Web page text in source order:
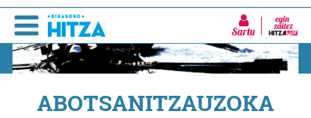
Sartu
ABOTSANITZAUZOKA